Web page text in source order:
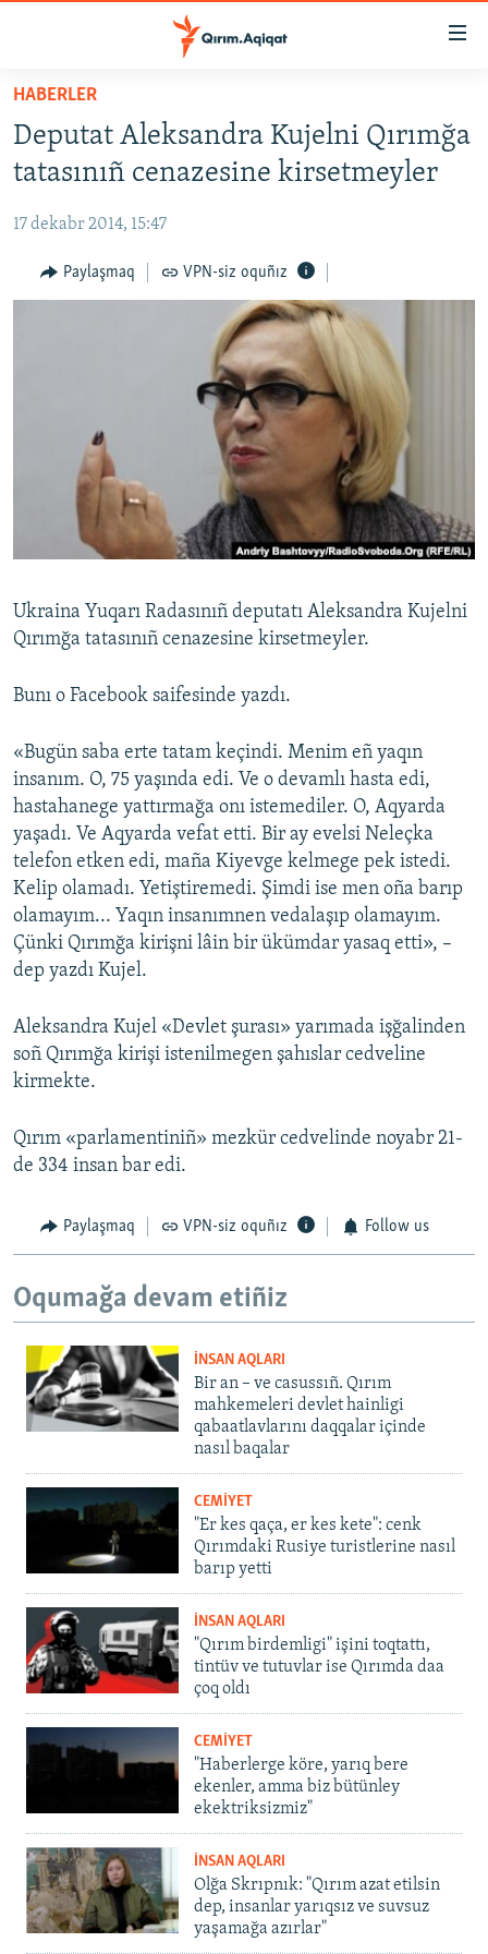
Esas
qaytmaq
Baş
qaytmaq
qaytmaq
SİYASET
CEMİYET
MEDENİYET
Русский
Українською
HABERLER
Deputat Aleksandra Kujelni Qırımğa
tatasınıñ cenazesine kirsetmeyler
17 dekabr 2014, 15:47
Paylaşmaq VPN-siz oquñız
Ukraina Yuqarı Radasınıñ deputatı Aleksandra Kujelni
Qırımğa tatasınıñ cenazesine kirsetmeyler.
Bunı o Facebook saifesinde yazdı.
«Bugün saba erte tatam keçindi. Menim eñ yaqın
insanım. O, 75 yaşında edi. Ve o devamlı hasta edi,
hastahanege yattırmağa onı istemediler. O, Aqyarda
yaşadı. Ve Aqyarda vefat etti. Bir ay evelsi Neleçka
telefon etken edi, maña Kiyevge kelmege pek istedi.
Kelip olamadı. Yetiştiremedi. Şimdi ise men oña barıp
olamayım... Yaqın insanımnen vedalaşıp olamayım.
Çünki Qırımğa kirişni lâin bir ükümdar yasaq etti», –
dep yazdı Kujel.
Aleksandra Kujel «Devlet şurası» yarımada işğalinden
soñ Qırımğa kirişi istenilmegen şahıslar cedveline
kirmekte.
Qırım «parlamentiniñ» mezkür cedvelinde noyabr 21-
de 334 insan bar edi.
Paylaşmaq VPN-siz oquñız Follow us
Oqumağa devam etiñiz
İNSAN AQLARI
Bir an – ve casussıñ. Qırım
mahkemeleri devlet hainligi
qabaatlavlarını daqqalar içinde
nasıl baqalar
CEMİYET
"Er kes qaça, er kes kete": cenk
Qırımdaki Rusiye turistlerine nasıl
barıp yetti
İNSAN AQLARI
"Qırım birdemligi" işini toqtattı,
tintüv ve tutuvlar ise Qırımda daa
çoq oldı
CEMİYET
"Haberlerge köre, yarıq bere
ekenler, amma biz bütünley
ekektriksizmiz"
İNSAN AQLARI
Olğa Skrıpnık: "Qırım azat etilsin
dep, insanlar yarıqsız ve suvsuz
yaşamağa azırlar"